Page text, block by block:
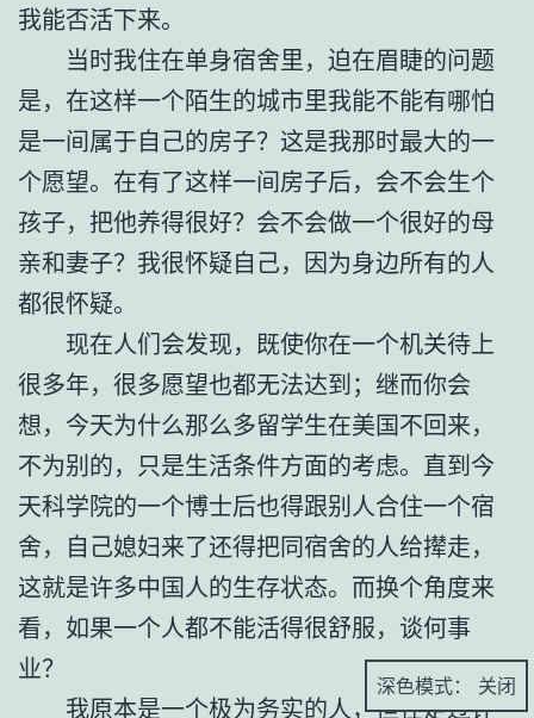
我能否活下来。
当时我住在单身宿舍里，迫在眉睫的问题
是，在这样一个陌生的城市里我能不能有哪怕
是一间属于自己的房子？这是我那时最大的一
个愿望。在有了这样一间房子后，会不会生个
孩子，把他养得很好？会不会做一个很好的母
亲和妻子？我很怀疑自己，因为身边所有的人
都很怀疑。
现在人们会发现，既使你在一个机关待上
很多年，很多愿望也都无法达到；继而你会
想，今天为什么那么多留学生在美国不回来，
不为别的，只是生活条件方面的考虑。直到今
天科学院的一个博士后也得跟别人合住一个宿
舍，自己媳妇来了还得把同宿舍的人给撵走，
这就是许多中国人的生存状态。而换个角度来
看，如果一个人都不能活得很舒服，谈何事
业？
我原本是一个极为务实的人，但在走过许
深色模式：